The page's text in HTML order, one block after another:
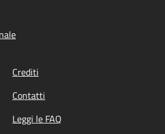
Crediti
Contatti
Leggi le FAQ